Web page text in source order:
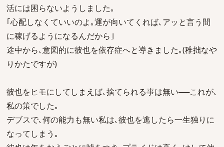
活には困らないようしました｡
｢心配しなくていいのよ｡運が向いてくれば､アッと言う間
に稼げるようになるんだから｣
途中から､意図的に彼也を依存症へと導きました｡(稚拙なや
りかたですが)
彼也をヒモにしてしまえば､捨てられる事は無い──これが､
私の策でした｡
デブスで､何の能力も無い私は､彼也を逃したら一生独りに
なってしまう｡